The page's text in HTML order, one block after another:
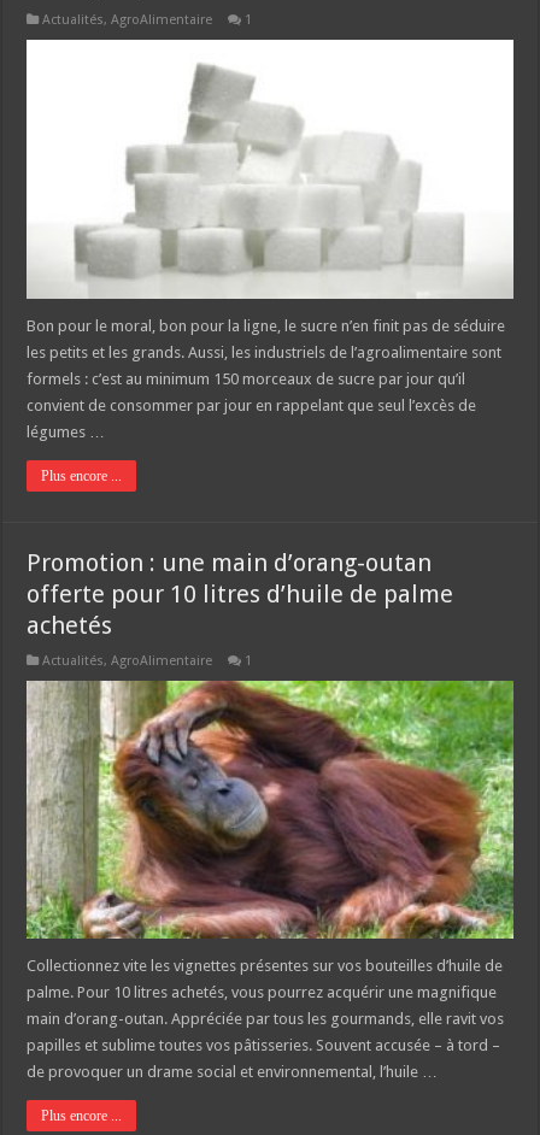
Actualités,AgroAlimentaire 1
Bon pour le moral, bon pour la ligne, le sucre n’en finit pas de séduire
les petits et les grands. Aussi, les industriels de l’agroalimentaire sont
formels : c’est au minimum 150 morceaux de sucre par jour qu’il
convient de consommer par jour en rappelant que seul l’excès de
légumes …
Plus encore ...
Promotion : une main d’orang-outan
offerte pour 10 litres d’huile de palme
achetés
Actualités,AgroAlimentaire 1
Collectionnez vite les vignettes présentes sur vos bouteilles d’huile de
palme. Pour 10 litres achetés, vous pourrez acquérir une magnifique
main d’orang-outan. Appréciée par tous les gourmands, elle ravit vos
papilles et sublime toutes vos pâtisseries. Souvent accusée – à tord –
de provoquer un drame social et environnemental, l’huile …
Plus encore ...